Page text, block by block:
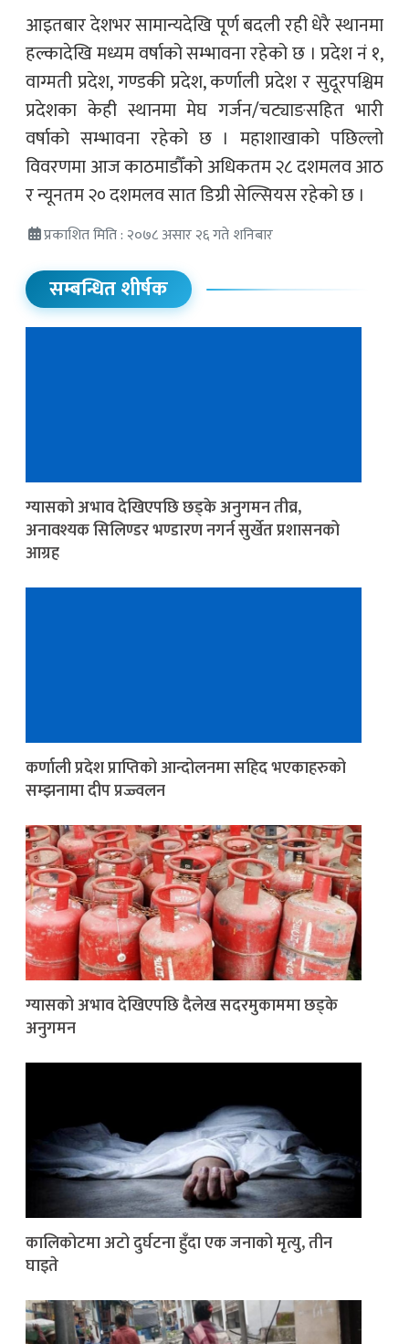
आइतबार देशभर सामान्यदेखि पूर्ण बदली रही धेरै स्थानमा
हल्कादेखि मध्यम वर्षाको सम्भावना रहेको छ । प्रदेश नं १,
वाग्मती प्रदेश, गण्डकी प्रदेश, कर्णाली प्रदेश र सुदूरपश्चिम
प्रदेशका केही स्थानमा मेघ गर्जन/चट्याङसहित भारी
वर्षाको सम्भावना रहेको छ । महाशाखाको पछिल्लो
विवरणमा आज काठमाडौँको अधिकतम २८ दशमलव आठ
र न्यूनतम २० दशमलव सात डिग्री सेल्सियस रहेको छ ।
प्रकाशित मिति : २०७८ असार २६ गते शनिबार
सम्बन्धित शीर्षक
ग्यासको अभाव देखिएपछि छड्के अनुगमन तीव्र,
अनावश्यक सिलिण्डर भण्डारण नगर्न सुर्खेत प्रशासनको
आग्रह
कर्णाली प्रदेश प्राप्तिको आन्दोलनमा सहिद भएकाहरुको
सम्झनामा दीप प्रज्ज्वलन
ग्यासको अभाव देखिएपछि दैलेख सदरमुकाममा छड्के
अनुगमन
कालिकोटमा अटो दुर्घटना हुँदा एक जनाको मृत्यु, तीन
घाइते